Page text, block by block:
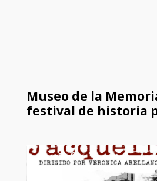
Museo de la
festival de historia